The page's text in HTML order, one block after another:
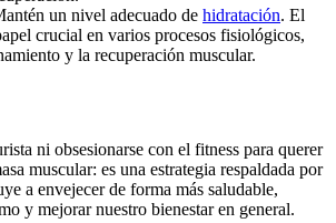
un nivel adecuado de hidratación. El
crucial en varios procesos fisiológicos,
y la recuperación muscular.
ni obsesionarse con el fitness para querer
muscular: es una estrategia respaldada por
a envejecer de forma más saludable,
y mejorar nuestro bienestar en general.